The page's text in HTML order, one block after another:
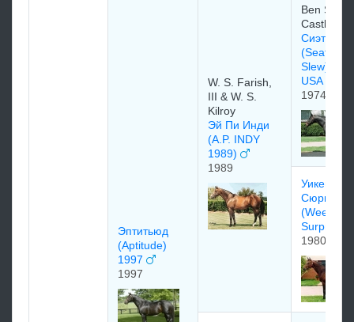
Эптитьюд
(Aptitude)
1997
1997
W. S. Farish,
III & W. S.
Kilroy
Эй Пи Инди
(A.P. INDY
1989)
1989
Ben S.
Castleman
Сиэтл Слу
(Seattle
USA
1974
Уикенд
Сюрпрайз
(Weekend
Surprise)
1980